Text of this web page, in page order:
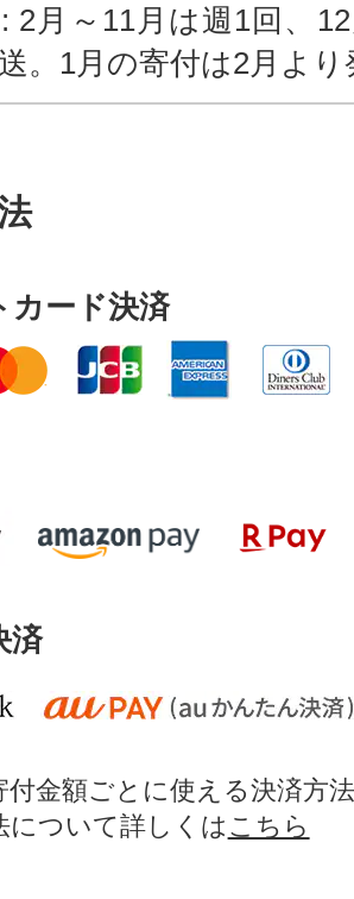
2月～11月は週1回、
。1月の寄付は2月より
カード決済
済
金額ごとに使える決済方
ついて詳しくは こちら